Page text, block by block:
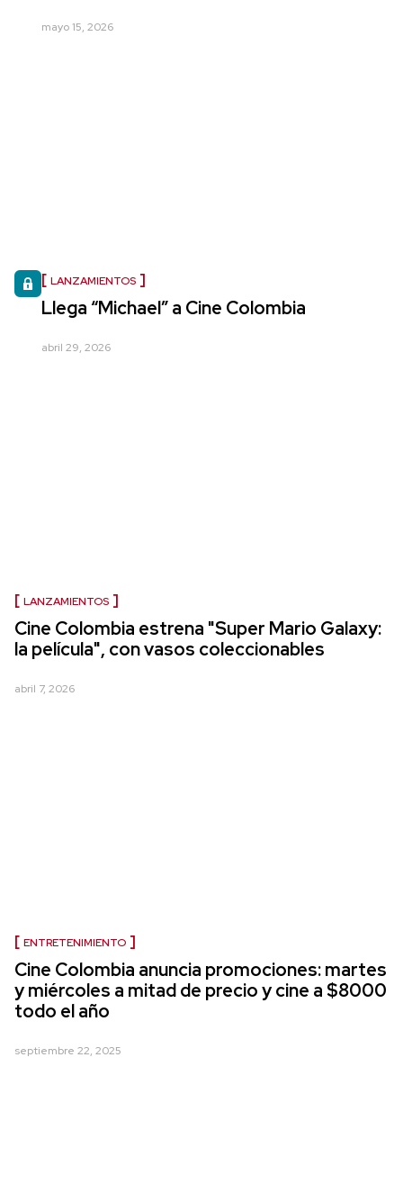
mayo 15, 2026
LANZAMIENTOS
Llega “Michael” a Cine Colombia
abril 29, 2026
LANZAMIENTOS
Cine Colombia estrena "Super Mario Galaxy:
la película", con vasos coleccionables
abril 7, 2026
ENTRETENIMIENTO
Cine Colombia anuncia promociones: martes
y miércoles a mitad de precio y cine a $8000
todo el año
septiembre 22, 2025